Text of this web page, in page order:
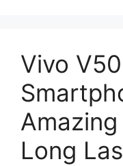
Vivo
Long